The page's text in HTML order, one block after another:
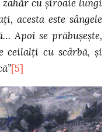
zahăr cu şiroaie lungi
acesta este sângele
Apoi se prăbuşeşte,
ceilalţi cu scârbă, şi
[5]